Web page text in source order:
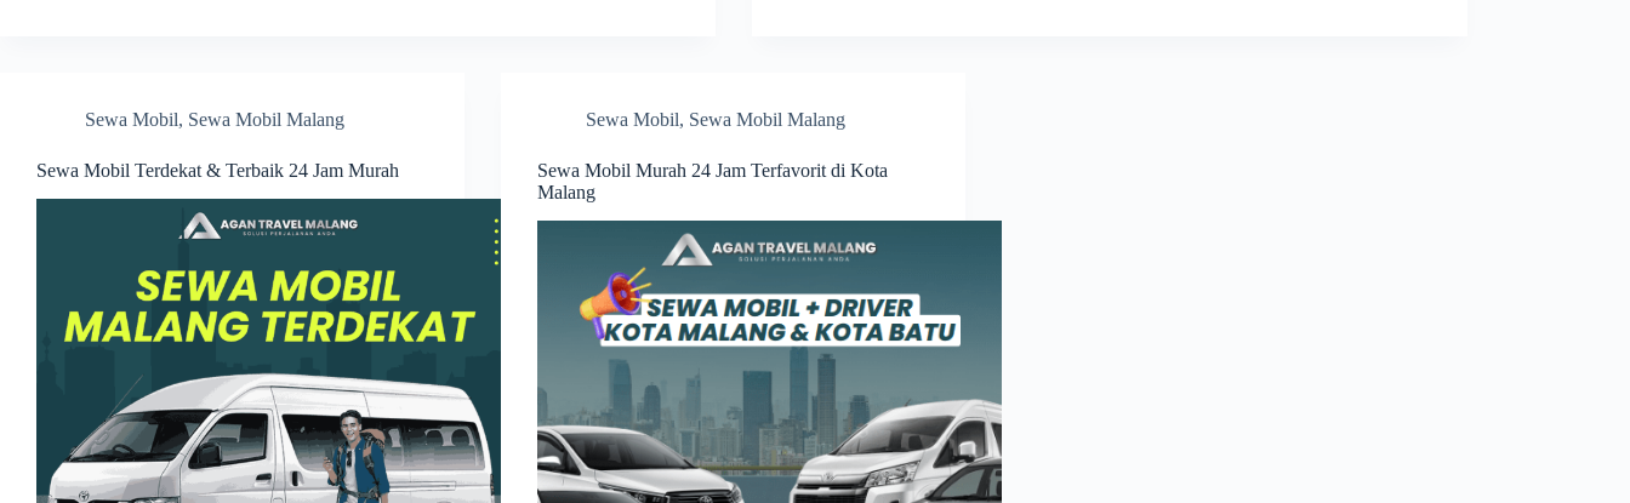
Sewa Mobil, Sewa Mobil Malang
Sewa Mobil Terdekat & Terbaik 24 Jam Murah
Sewa Mobil, Sewa Mobil Malang
Sewa Mobil Murah 24 Jam Terfavorit di Kota
Malang